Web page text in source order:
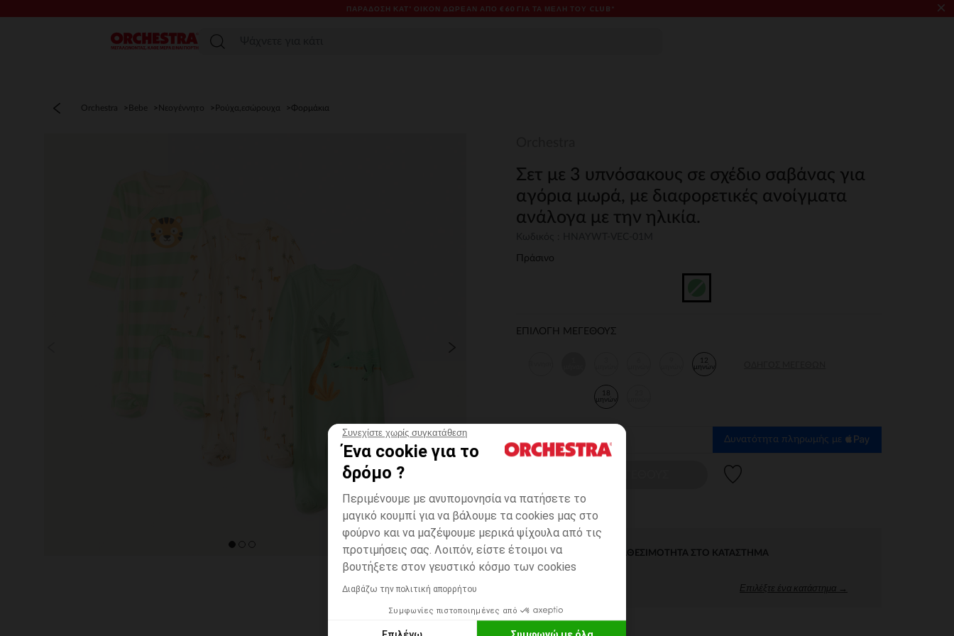
Συνεχίστε χωρίς συγκατάθεση
Ένα cookie για το
δρόμο ?
Περιμένουμε με ανυπομονησία να πατήσετε το
μαγικό κουμπί για να βάλουμε τα cookies μας στο
φούρνο και να μαζέψουμε μερικά ψίχουλα από τις
προτιμήσεις σας. Λοιπόν, είστε έτοιμοι να
βουτήξετε στον γευστικό κόσμο των cookies
Διαβάζω την πολιτική απορρήτου
Συμφωνίες πιστοποιημένες από
ΠΑΡΆΔΟΣΗ ΚΑΤ' ΟΊΚΟΝ ΔΩΡΕΑΝ ΑΠΌ €60 ΓΙΑ ΤΑ ΜΈΛΗ ΤΟΥ CLUB* ×
Μενού
Orchestra Bebe Νεογέννητο Ρούχα,εσώρουχα Φορμάκια
Σετ με 3 υπνόσακους σε σχέδιο σαβάνας για
αγόρια μωρά, με διαφορετικές ανοίγματα
ανάλογα με την ηλικία.
Πράσινο
ΕΠΙΛΟΓΗ ΜΕΓΕΘΟΥΣ
12
μηνών
18
μηνών
Δυνατότητα πληρωμής με
ΆΜΕΣΗ ΔΙΑΘΕΣΙΜΌΤΗΤΑ ΣΤΟ ΚΑΤΆΣΤΗΜΑ
Επιλέξτε ένα κατάστημα →